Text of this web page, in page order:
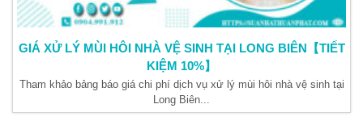
GIÁ XỬ LÝ MÙI HÔI NHÀ VỆ SINH TẠI LONG BIÊN【TIẾT
KIỆM 10%】
Tham khảo bảng báo giá chi phí dịch vụ xử lý mùi hôi nhà vệ sinh tại
Long Biên...